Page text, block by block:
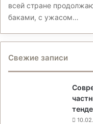
всей стране
баками, с ужасом…
Свежие записи